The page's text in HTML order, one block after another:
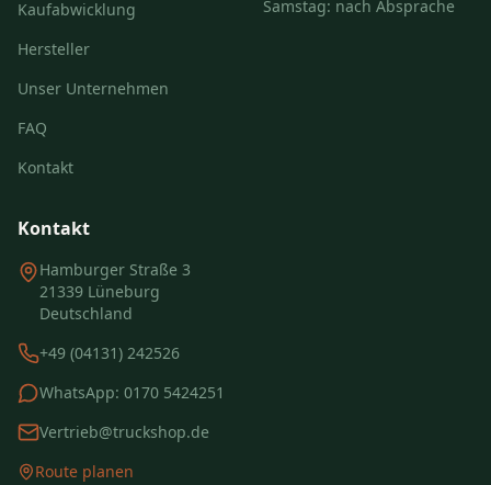
Kaufabwicklung
Hersteller
Unser Unternehmen
FAQ
Kontakt
Samstag: nach Absprache
Kontakt
Hamburger Straße 3
21339 Lüneburg
Deutschland
+49 (04131) 242526
WhatsApp: 0170 5424251
Vertrieb@truckshop.de
Route planen